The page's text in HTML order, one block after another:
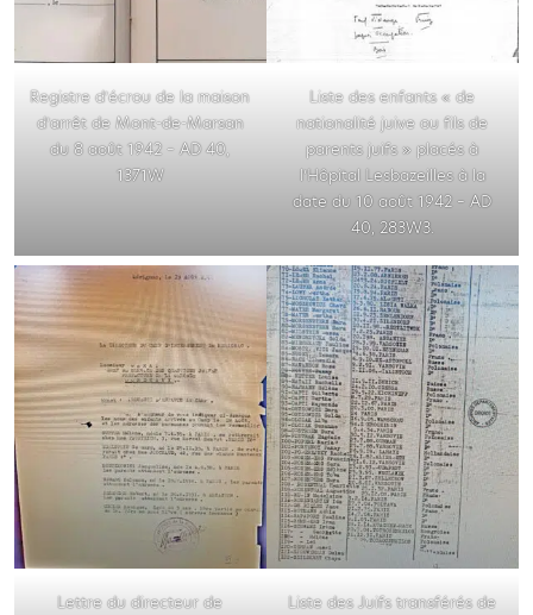
Registre d’écrou de la maison
d’arrêt de Mont-de-Marsan
du 8 août 1942 – AD 40,
1371W
Liste des enfants « de
nationalité juive ou fils de
parents juifs » placés à
l’Hôpital Lesbazeilles à la
date du 10 août 1942 – AD
40, 283W3.
Lettre du directeur de
Liste des Juifs transférés de